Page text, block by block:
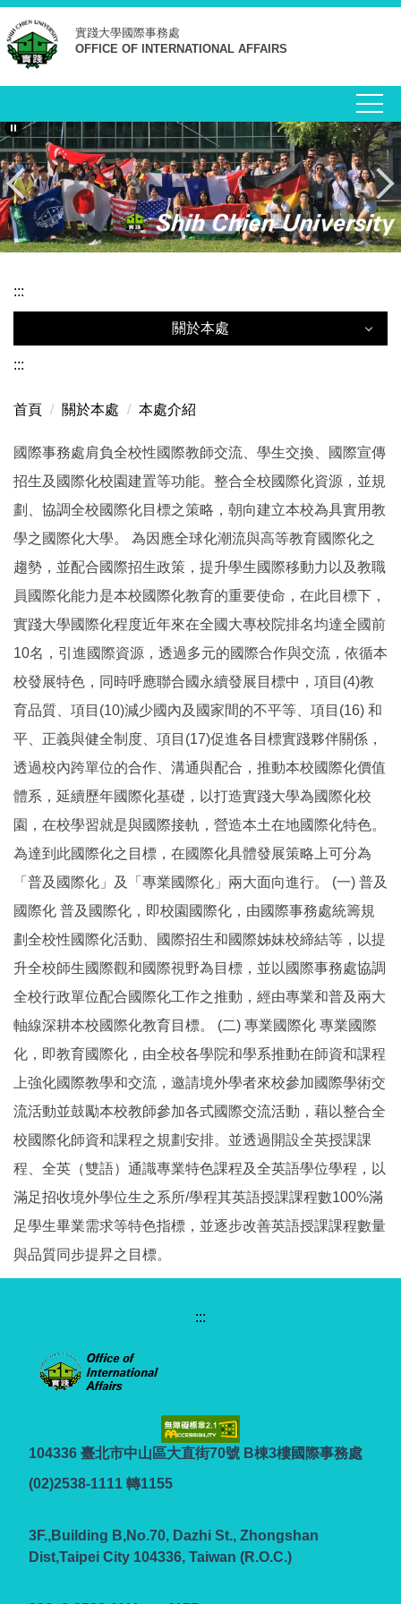
跳
到
主
要
容
區
實踐大學國際事務處
OFFICE OF INTERNATIONAL AFFAIRS
:::
關於本處
本處簡介
本處業務職掌
國際暨兩岸交流委員會
國際交流輔導教師
Students
行政單位外籍生窗口 Contact of Administration Office
:::
首頁 關於本處 本處介紹
國際事務處肩負全校性國際教師交流、學生交換、國際宣傳
招生及國際化校園建置等功能。整合全校國際化資源，並規
劃、協調全校國際化目標之策略，朝向建立本校為具實用教
學之國際化大學。 為因應全球化潮流與高等教育國際化之
趨勢，並配合國際招生政策，提升學生國際移動力以及教職
員國際化能力是本校國際化教育的重要使命，在此目標下，
實踐大學國際化程度近年來在全國大專校院排名均達全國前
10名，引進國際資源，透過多元的國際合作與交流，依循本
校發展特色，同時呼應聯合國永續發展目標中，項目(4)教
育品質、項目(10)減少國內及國家間的不平等、項目(16) 和
平、正義與健全制度、項目(17)促進各目標實踐夥伴關係，
透過校內跨單位的合作、溝通與配合，推動本校國際化價值
體系，延續歷年國際化基礎，以打造實踐大學為國際化校
園，在校學習就是與國際接軌，營造本土在地國際化特色。
為達到此國際化之目標，在國際化具體發展策略上可分為
「普及國際化」及「專業國際化」兩大面向進行。 (一) 普及
國際化 普及國際化，即校園國際化，由國際事務處統籌規
劃全校性國際化活動、國際招生和國際姊妹校締結等，以提
升全校師生國際觀和國際視野為目標，並以國際事務處協調
全校行政單位配合國際化工作之推動，經由專業和普及兩大
軸線深耕本校國際化教育目標。 (二) 專業國際化 專業國際
化，即教育國際化，由全校各學院和學系推動在師資和課程
上強化國際教學和交流，邀請境外學者來校參加國際學術交
流活動並鼓勵本校教師參加各式國際交流活動，藉以整合全
校國際化師資和課程之規劃安排。並透過開設全英授課課
程、全英（雙語）通識專業特色課程及全英語學位學程，以
滿足招收境外學位生之系所/學程其英語授課課程數100%滿
足學生畢業需求等特色指標，並逐步改善英語授課課程數量
與品質同步提昇之目標。
:::
104336 臺北市中山區大直街70號 B棟3樓國際事務處
(02)2538-1111 轉1155
3F.,Building B,No.70, Dazhi St., Zhongshan
Dist,Taipei City 104336, Taiwan (R.O.C.)